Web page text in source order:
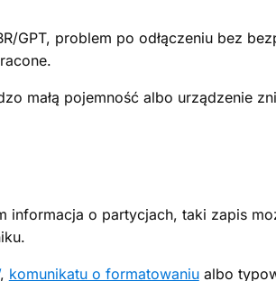
problem po odłączeniu bez
małą pojemność albo urządzenie
informacja o partycjach, taki zapis
, komunikatu o formatowaniualbo